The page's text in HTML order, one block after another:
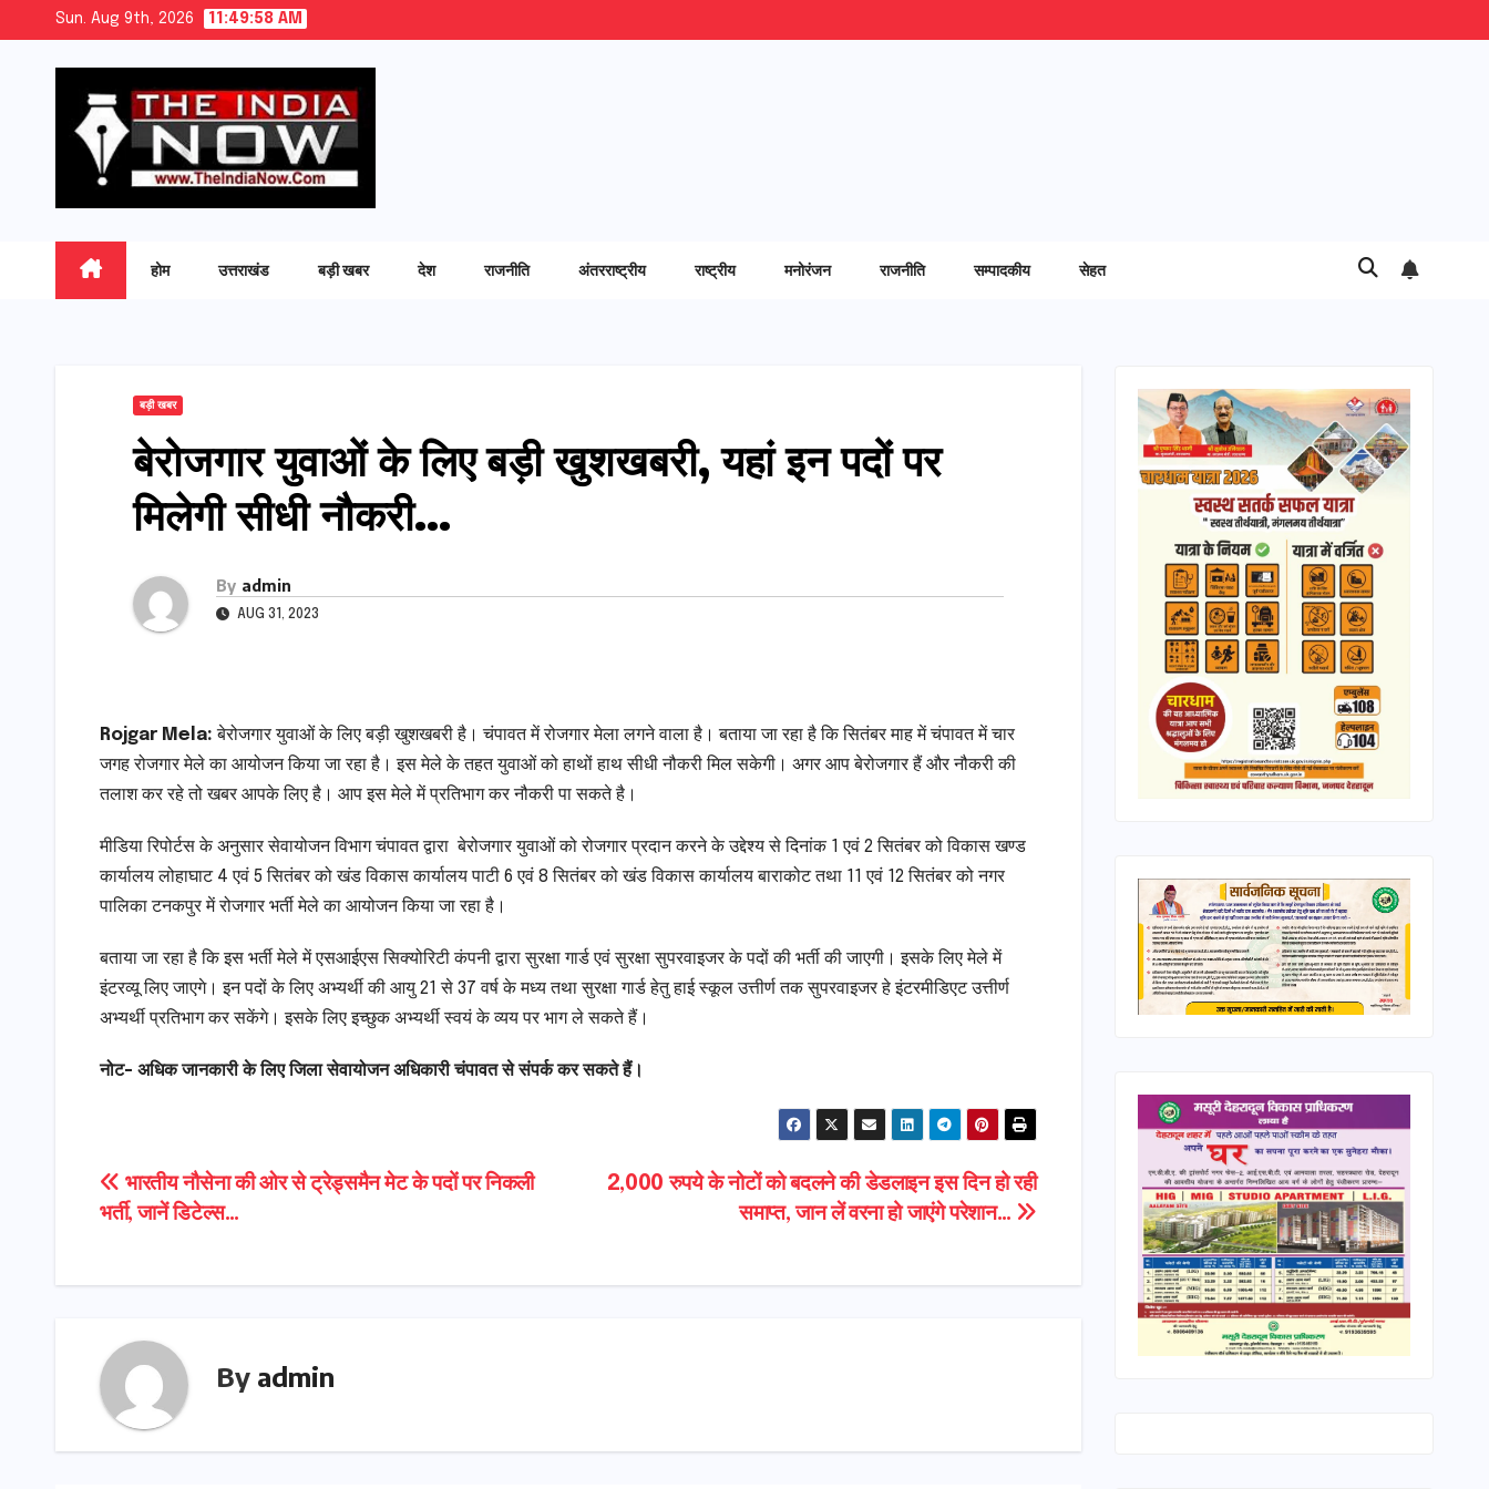
Sun. Aug 9th, 2026 11:49:59 AM
होम उत्तराखंड बड़ी खबर देश राजनीति अंतरराष्ट्रीय राष्ट्रीय मनोरंजन राजनीति सम्पादकीय सेहत
बड़ी खबर
बेरोजगार युवाओं के लिए बड़ी खुशखबरी, यहां इन पदों पर
मिलेगी सीधी नौकरी…
By admin
AUG 31, 2023
Rojgar Mela: बेरोजगार युवाओं के लिए बड़ी खुशखबरी है। चंपावत में रोजगार मेला लगने वाला है। बताया जा रहा है कि सितंबर माह में चंपावत में चार
जगह रोजगार मेले का आयोजन किया जा रहा है। इस मेले के तहत युवाओं को हाथों हाथ सीधी नौकरी मिल सकेगी। अगर आप बेरोजगार हैं और नौकरी की
तलाश कर रहे तो खबर आपके लिए है। आप इस मेले में प्रतिभाग कर नौकरी पा सकते है।
मीडिया रिपोर्टस के अनुसार सेवायोजन विभाग चंपावत द्वारा बेरोजगार युवाओं को रोजगार प्रदान करने के उद्देश्य से दिनांक 1 एवं 2 सितंबर को विकास खण्ड
कार्यालय लोहाघाट 4 एवं 5 सितंबर को खंड विकास कार्यालय पाटी 6 एवं 8 सितंबर को खंड विकास कार्यालय बाराकोट तथा 11 एवं 12 सितंबर को नगर
पालिका टनकपुर में रोजगार भर्ती मेले का आयोजन किया जा रहा है।
बताया जा रहा है कि इस भर्ती मेले में एसआईएस सिक्योरिटी कंपनी द्वारा सुरक्षा गार्ड एवं सुरक्षा सुपरवाइजर के पदों की भर्ती की जाएगी। इसके लिए मेले में
इंटरव्यू लिए जाएगे। इन पदों के लिए अभ्यर्थी की आयु 21 से 37 वर्ष के मध्य तथा सुरक्षा गार्ड हेतु हाई स्कूल उत्तीर्ण तक सुपरवाइजर हे इंटरमीडिएट उत्तीर्ण
अभ्यर्थी प्रतिभाग कर सकेंगे। इसके लिए इच्छुक अभ्यर्थी स्वयं के व्यय पर भाग ले सकते हैं।
नोट- अधिक जानकारी के लिए जिला सेवायोजन अधिकारी चंपावत से संपर्क कर सकते हैं।
Post
navigation
2,000 रुपये के नोटों को बदलने की डेडलाइन इस दिन हो रही
समाप्त, जान लें वरना हो जाएंगे परेशान…
भारतीय नौसेना की ओर से ट्रेड्समैन मेट के पदों पर निकली
भर्ती, जानें डिटेल्स…
By admin